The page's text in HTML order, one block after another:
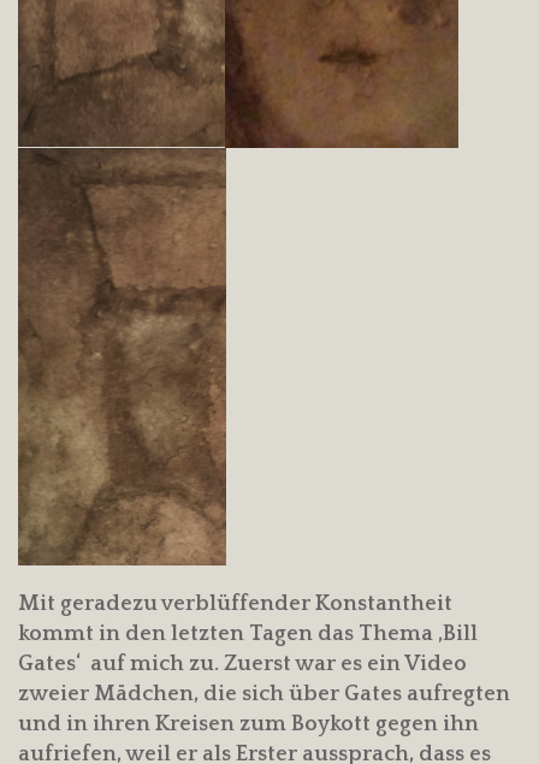
Mit geradezu verblüffender Konstantheit
kommt in den letzten Tagen das Thema ‚Bill
Gates‘ auf mich zu. Zuerst war es ein Video
zweier Mädchen, die sich über Gates aufregten
und in ihren Kreisen zum Boykott gegen ihn
aufriefen, weil er als Erster aussprach, dass es